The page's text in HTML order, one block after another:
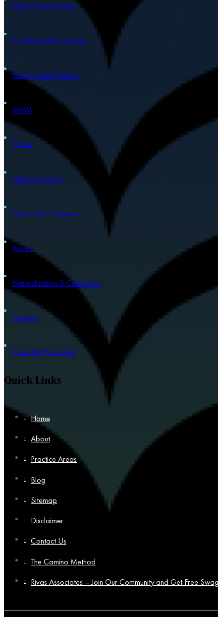
Green Card Lawyer
K-1 Fiancé Visa Lawyer
Family-Based Petition
VAWA
T Visa
Habeas Corpus
Deportation Defense
Asylum
Naturalization & Citizenship
Waivers
Consular Processing
Quick Links
Home
About
Practice Areas
Blog
Sitemap
Disclaimer
Contact Us
The Camino Method
Rivas Associates – Join Our Community and Get Free Swag!